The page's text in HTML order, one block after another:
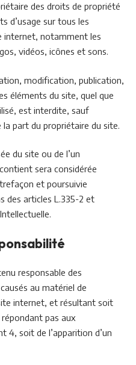
des droits de propriété
d’usage sur tous les
internet, notamment les
vidéos, icônes et sons.
modification, publication,
éléments du site, quel que
est interdite, sauf
part du propriétaire du site.
du site ou de l’un
sera considérée
et poursuivie
des articles L.335-2 et
responsable des
au matériel de
internet, et résultant soit
pas aux
4, soit de l’apparition d’un